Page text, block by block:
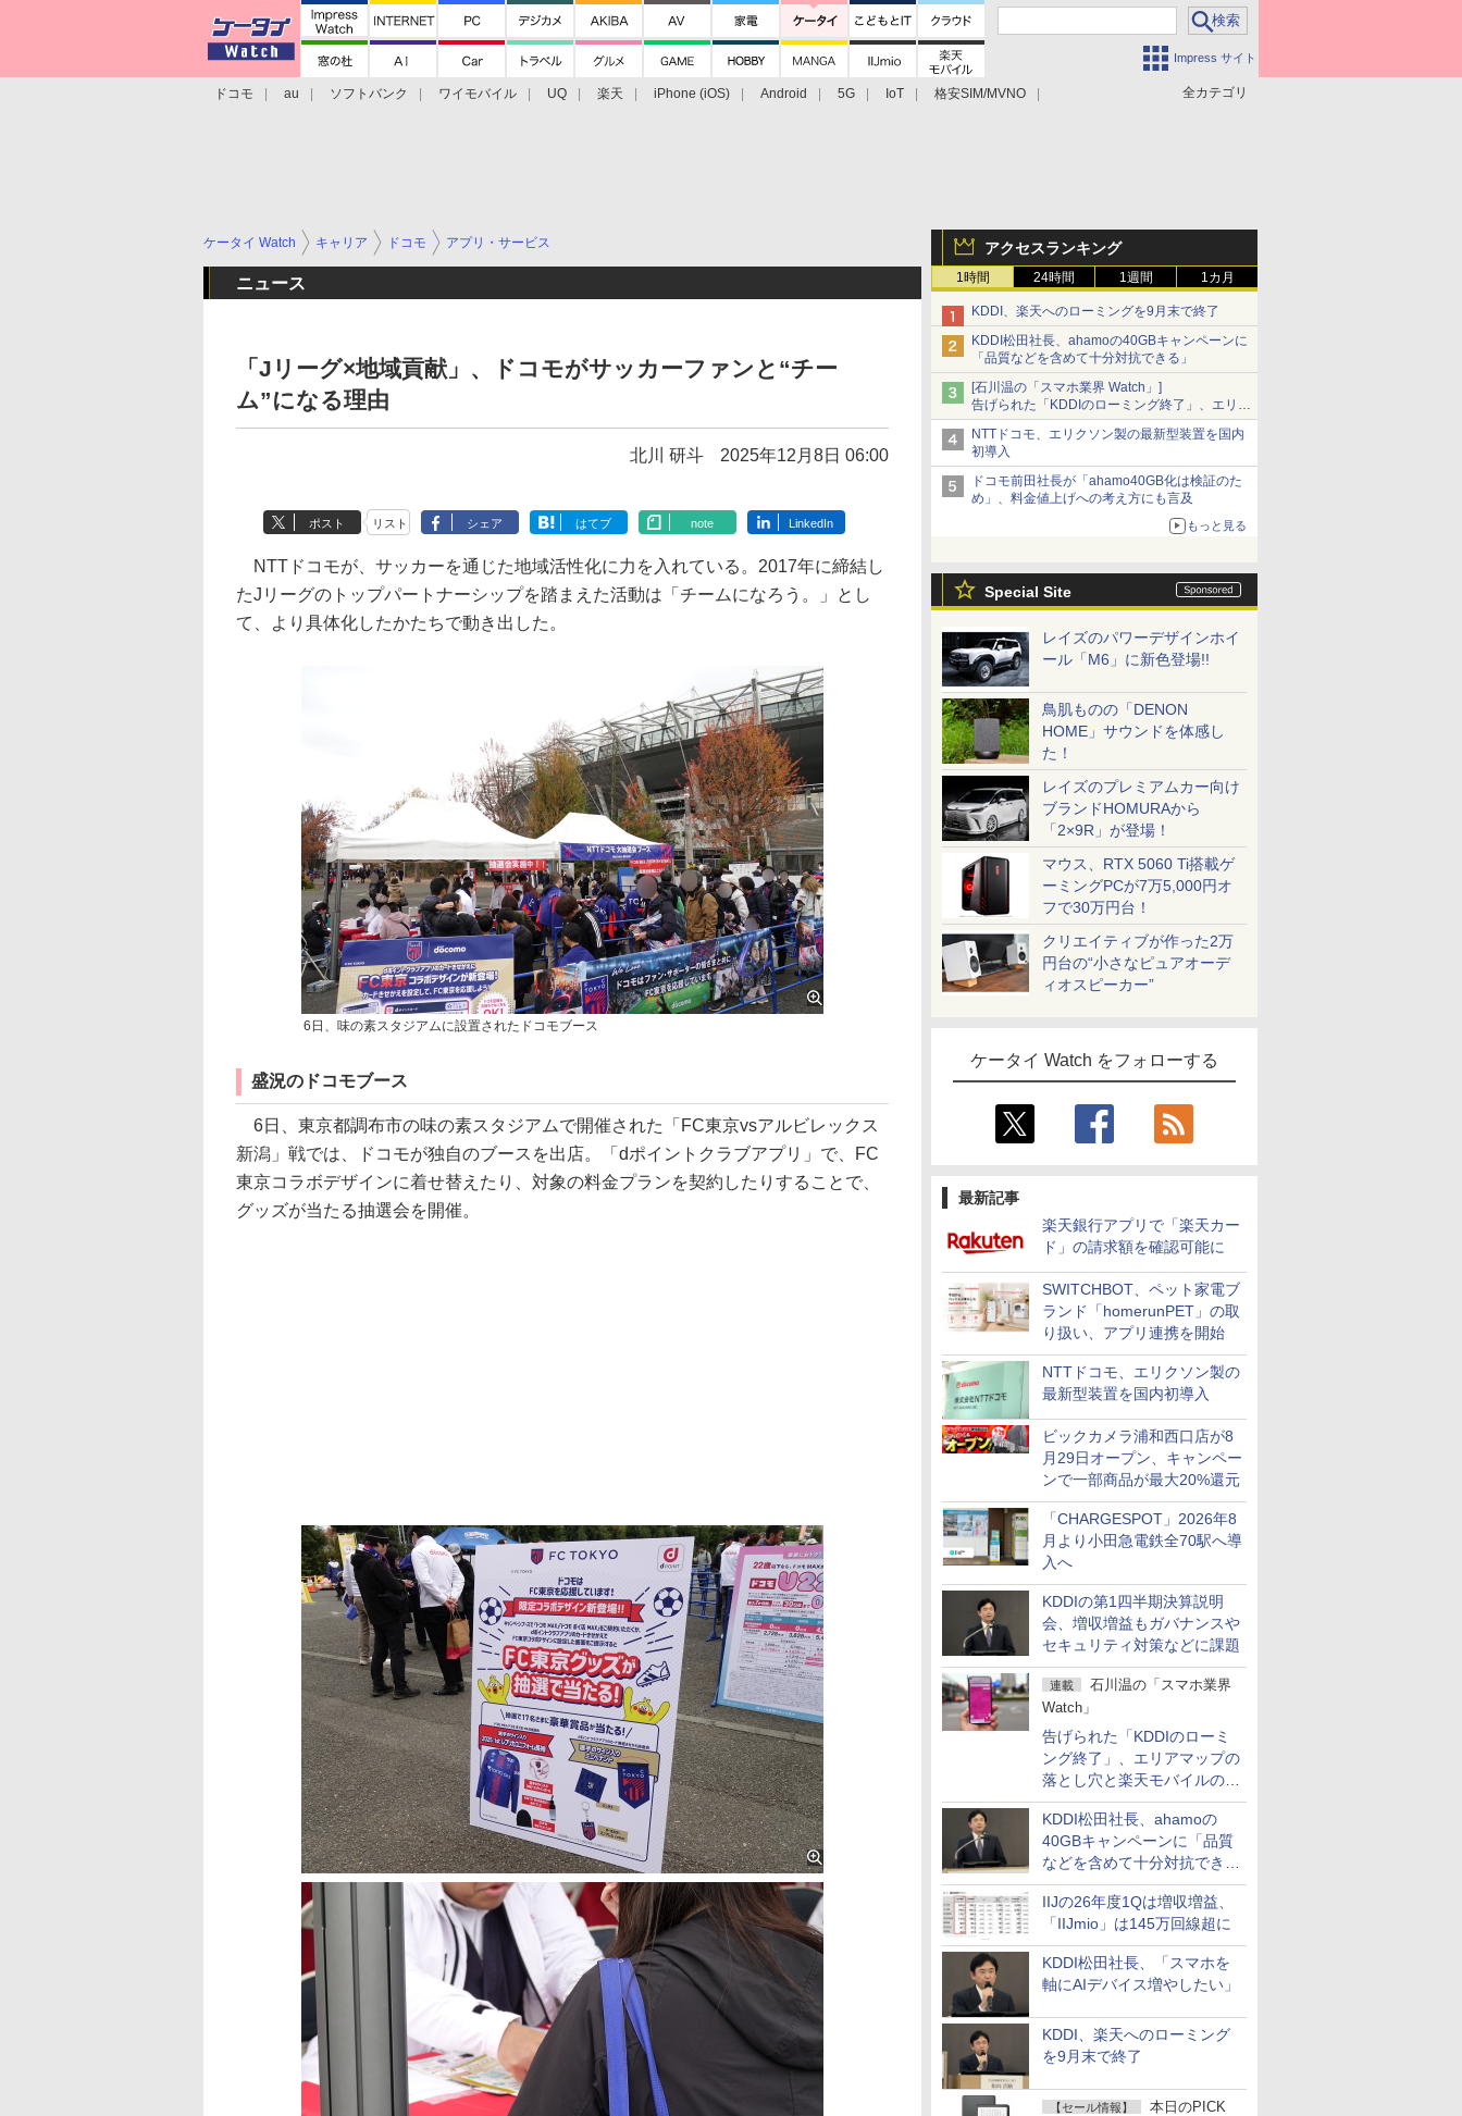
Impress サイト
全カテゴリ
ドコモ au ソフトバンク ワイモバイル UQ 楽天 iPhone (iOS) Android 5G IoT
格安SIM/MVNO
アクセスランキング
1時間 24時間 1週間 1カ月
KDDI、楽天へのローミングを9月末で終了
KDDI松田社長、ahamoの40GBキャンペーンに
「品質などを含めて十分対抗できる」
[石川温の「スマホ業界 Watch」]
告げられた「KDDIのローミング終了」、エリア
マップの落とし穴と楽天モバイルの課題
NTTドコモ、エリクソン製の最新型装置を国内
初導入
ドコモ前田社長が「ahamo40GB化は検証のた
め」、料金値上げへの考え方にも言及
もっと見る
Special Site
レイズのパワーデザインホイ
ール「M6」に新色登場!!
鳥肌ものの「DENON
HOME」サウンドを体感し
た！
レイズのプレミアムカー向け
ブランドHOMURAから
「2×9R」が登場！
マウス、RTX 5060 Ti搭載ゲ
ーミングPCが7万5,000円オ
フで30万円台！
クリエイティブが作った2万
円台の“小さなピュアオーデ
ィオスピーカー”
ケータイ Watch をフォローする
最新記事
楽天銀行アプリで「楽天カー
ド」の請求額を確認可能に
SWITCHBOT、ペット家電ブ
ランド「homerunPET」の取
り扱い、アプリ連携を開始
NTTドコモ、エリクソン製の
最新型装置を国内初導入
ビックカメラ浦和西口店が8
月29日オープン、キャンペー
ンで一部商品が最大20%還元
「CHARGESPOT」2026年8
月より小田急電鉄全70駅へ導
入へ
KDDIの第1四半期決算説明
会、増収増益もガバナンスや
セキュリティ対策などに課題
連載
石川温の「スマホ業界
Watch」
告げられた「KDDIのローミ
ング終了」、エリアマップの
落とし穴と楽天モバイルの課
題
KDDI松田社長、ahamoの
40GBキャンペーンに「品質
などを含めて十分対抗でき
る」
IIJの26年度1Qは増収増益、
「IIJmio」は145万回線超に
KDDI松田社長、「スマホを
軸にAIデバイス増やしたい」
KDDI、楽天へのローミング
を9月末で終了
【セール情報】
本日のPICK
ケータイ Watch キャリア ドコモ アプリ・サービス
ニュース
「Jリーグ×地域貢献」、ドコモがサッカーファンと“チー
ム”になる理由
北川 研斗 2025年12月8日 06:00
ポスト リスト シェア はてブ note LinkedIn
NTTドコモが、サッカーを通じた地域活性化に力を入れている。2017年に締結し
たJリーグのトップパートナーシップを踏まえた活動は「チームになろう。」とし
て、より具体化したかたちで動き出した。
6日、味の素スタジアムに設置されたドコモブース
盛況のドコモブース
6日、東京都調布市の味の素スタジアムで開催された「FC東京vsアルビレックス
新潟」戦では、ドコモが独自のブースを出店。「dポイントクラブアプリ」で、FC
東京コラボデザインに着せ替えたり、対象の料金プランを契約したりすることで、
グッズが当たる抽選会を開催。